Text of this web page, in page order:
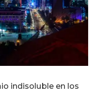
indisoluble en los